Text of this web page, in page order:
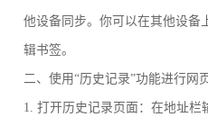
他设备同步。你可以在其他设备
辑书签。
二、使用“历史记录”功能进行网
1. 打开历史记录页面：在地址栏